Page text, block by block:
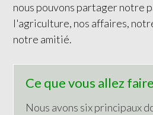
nous pouvons partager notre
l'agriculture, nos affaires,
notre amitié.
Ce que vous allez faire
Nous avons six principaux